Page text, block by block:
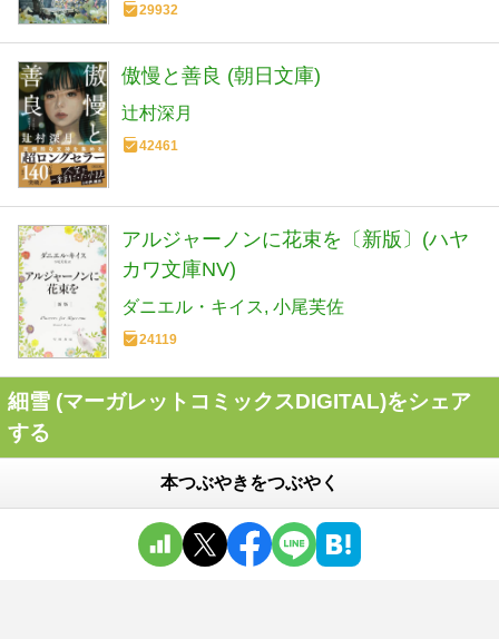
29932
傲慢と善良 (朝日文庫)
辻村深月
42461
アルジャーノンに花束を〔新版〕(ハヤ
カワ文庫NV)
ダニエル・キイス 小尾芙佐
24119
細雪 (マーガレットコミックスDIGITAL)をシェア
する
本つぶやきをつぶやく